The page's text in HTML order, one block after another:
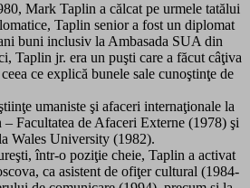
Mark Taplin a călcat pe urmele tatălui
Taplin senior a fost un diplomat
buni inclusiv la Ambasada SUA din
Taplin jr. era un puşti care a făcut câţiva
ce explică bunele sale cunoştinţe de
umaniste şi afaceri internaţionale la
Facultatea de Afaceri Externe (1978) şi
Wales University (1982).
într-o poziţie cheie, Taplin a activat
ca asistent de ofiţer cultural (1984-